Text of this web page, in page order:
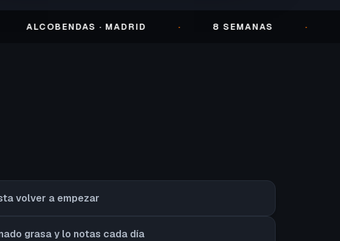
· MADRID · 8 SEMANAS ·
volver a empezar
grasa y lo notas cada día